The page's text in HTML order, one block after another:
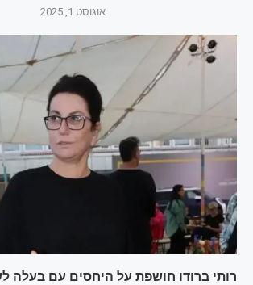
אוגוסט 1, 2025
רותי ברודו חושפת על היחסים עם בעלה